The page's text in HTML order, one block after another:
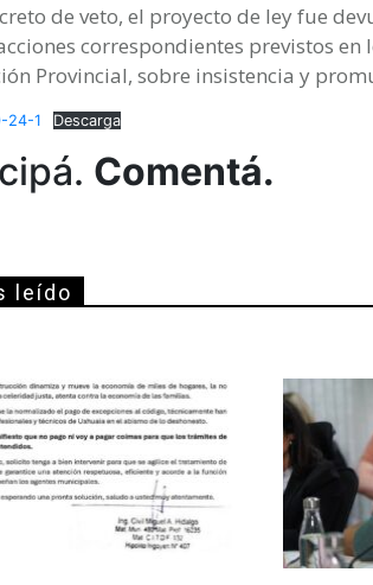
de veto, el proyecto de ley fue
correspondientes previstos en
Provincial, sobre insistencia y
24-1 Descarga
Comentá.
leído